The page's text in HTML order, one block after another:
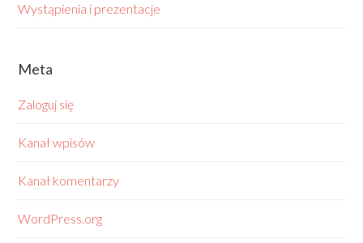
Wystąpienia i prezentacje
Meta
Zaloguj się
Kanał wpisów
Kanał komentarzy
WordPress.org